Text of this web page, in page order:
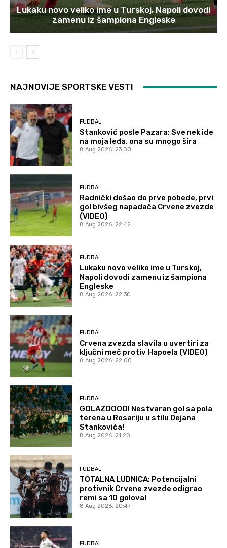
Lukaku novo veliko ime u Turskoj, Napoli dovodi
zamenu iz šampiona Engleske
NAJNOVIJE SPORTSKE VESTI
FUDBAL
Stanković posle Pazara: Sve nek ide
na moja leđa, ona su mnogo šira
8 Aug 2026. 23:00
FUDBAL
Radnički došao do prve pobede, prvi
gol bivšeg napadača Crvene zvezde
(VIDEO)
8 Aug 2026. 22:42
FUDBAL
Lukaku novo veliko ime u Turskoj,
Napoli dovodi zamenu iz šampiona
Engleske
8 Aug 2026. 22:30
FUDBAL
Crvena zvezda slavila u uvertiri za
ključni meč protiv Hapoela (VIDEO)
8 Aug 2026. 22:00
FUDBAL
GOLAZOOOO! Nestvaran gol sa pola
terena u Rosariju u stilu Dejana
Stankovića!
8 Aug 2026. 21:20
FUDBAL
TOTALNA LUDNICA: Potencijalni
protivnik Crvene zvezde odigrao
remi sa 10 golova!
8 Aug 2026. 20:47
FUDBAL